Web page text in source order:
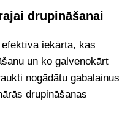
drupināšanai
iekārta, kas
un ko galvenokārt
nogādātu gabalainus
drupināšanas